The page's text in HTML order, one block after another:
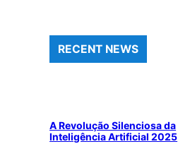
RECENT NEWS
A Revolução Silenciosa da
Inteligência Artificial 2025